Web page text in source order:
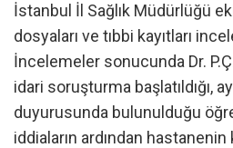
İstanbul İl Sağlık Müdürlüğü
dosyaları ve tıbbi kayıtları
İncelemeler sonucunda Dr.
idari soruşturma başlatıldığı,
duyurusunda bulunulduğu
iddiaların ardından hastanenin